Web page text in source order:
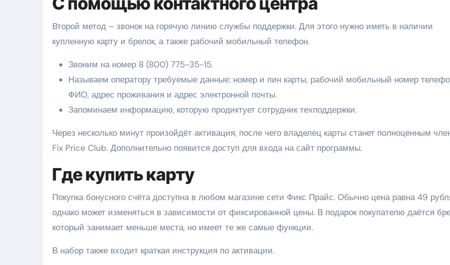
Второй метод – звонок на горячую линию службы поддержки. Для этого нужно иметь в наличии
купленную карту и брелок, а также рабочий мобильный телефон.
Звоним на номер 8 (800) 775-35-15.
Называем оператору требуемые данные: номер и пин карты, рабочий мобильный номер
ФИО, адрес проживания и адрес электронной почты.
Запоминаем информацию, которую продиктует сотрудник техподдержки.
Через несколько минут произойдёт активация, после чего владелец карты станет полноценным
Fix Price Club. Дополнительно появится доступ для входа на сайт программы.
Где купить карту
Покупка бонусного счёта доступна в любом магазине сети Фикс Прайс. Обычно цена равна 49
однако может изменяться в зависимости от фиксированной цены. В подарок покупателю даётся
который занимает меньше места, но имеет те же самые функции.
В набор также входит краткая инструкция по активации.